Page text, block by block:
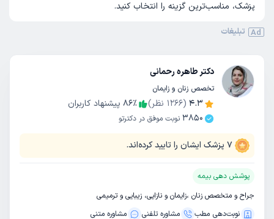
پزشک، مناسب‌ترین گزینه را انتخاب کنید.
دکتر طاهره رحمانی
تخصص زنان و زایمان
4.3
(
1266 نظر) 86٪
پیشنهاد کاربران
3850 نوبت موفق در دکترتو
7 پزشک ایشان را تایید کرده‌اند.
پوشش دهی بیمه
جراح و متخصص زنان ،زایمان و نازایی، زیبایی و ترمیمی
نوبت‌دهی مطب
مشاوره‌ تلفنی مشاوره‌ متنی
Ad تبلیغات